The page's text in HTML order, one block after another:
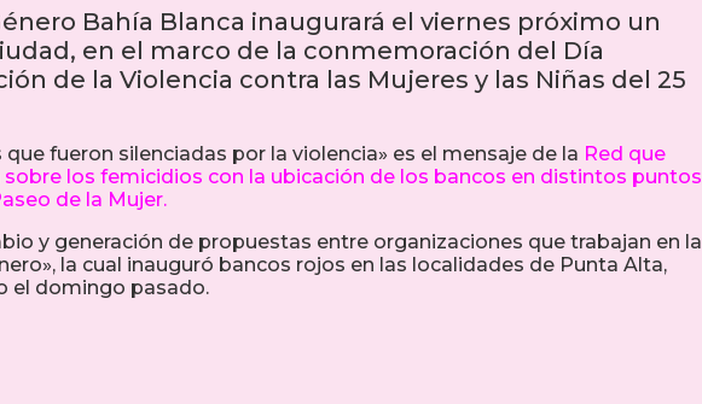
Bahía Blanca inaugurará el viernes próximo un
en el marco de la conmemoración del Día
de la Violencia contra las Mujeres y las Niñas del 25
fueron silenciadas por la violencia» es el mensaje de la Red que
sobre los femicidios con la ubicación de los bancos en distintos puntos
de la Mujer.
y generación de propuestas entre organizaciones que trabajan en la
la cual inauguró bancos rojos en las localidades de Punta Alta,
el domingo pasado.